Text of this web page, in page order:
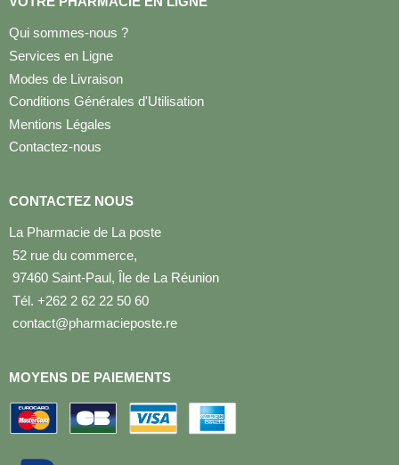
Qui sommes-nous ?
Services en Ligne
Modes de Livraison
Conditions Générales d'Utilisation
Mentions Légales
Contactez-nous
CONTACTEZ NOUS
La Pharmacie de La poste
52 rue du commerce,
97460 Saint-Paul, Île de La Réunion
Tél. +262 2 62 22 50 60
contact@pharmacieposte.re
MOYENS DE PAIEMENTS